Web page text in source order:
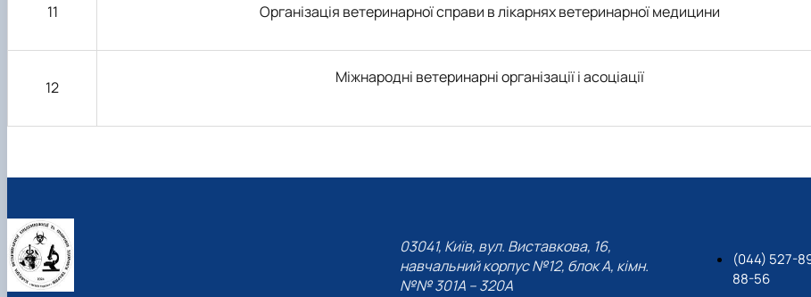
11 Організація ветеринарної справи в лікарнях ветеринарної медицини
12
Міжнародні ветеринарні організації і асоціації
03041, Київ, вул. Виставкова, 16,
навчальний корпус №12, блок А, кімн.
№№ 301A – 320A
(044) 527-
88-56